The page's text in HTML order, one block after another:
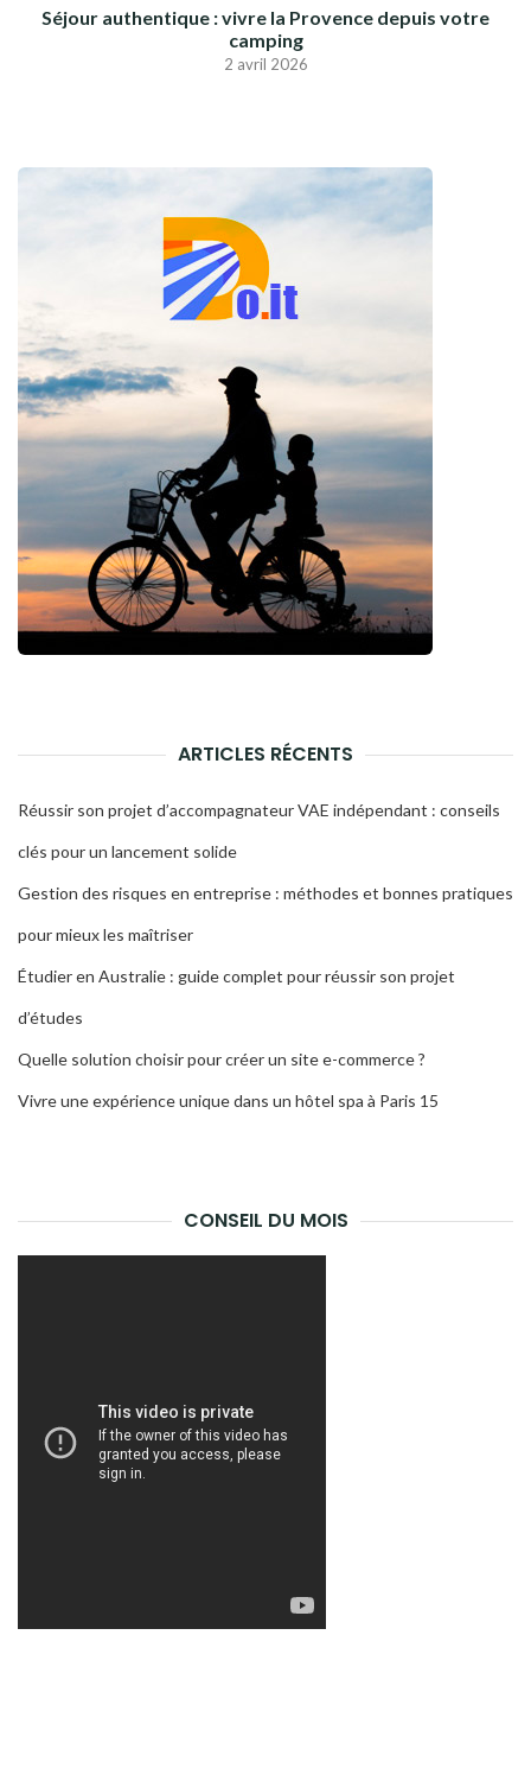
Séjour authentique : vivre la Provence depuis votre
camping
2 avril 2026
ARTICLES RÉCENTS
Réussir son projet d’accompagnateur VAE indépendant : conseils
clés pour un lancement solide
Gestion des risques en entreprise : méthodes et bonnes pratiques
pour mieux les maîtriser
Étudier en Australie : guide complet pour réussir son projet
d’études
Quelle solution choisir pour créer un site e-commerce ?
Vivre une expérience unique dans un hôtel spa à Paris 15
CONSEIL DU MOIS